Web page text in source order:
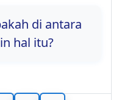
di antara
hal itu?